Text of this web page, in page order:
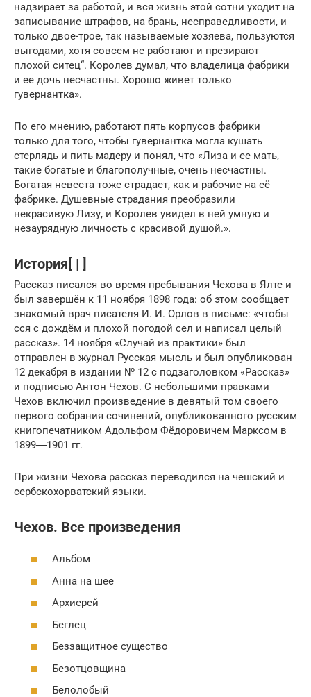
надзирает за работой, и вся жизнь этой сотни уходит на
записывание штрафов, на брань, несправедливости, и
только двое-трое, так называемые хозяева, пользуются
выгодами, хотя совсем не работают и презирают
плохой ситец“. Королев думал, что владелица фабрики
и ее дочь несчастны. Хорошо живет только
гувернантка».
По его мнению, работают пять корпусов фабрики
только для того, чтобы гувернантка могла кушать
стерлядь и пить мадеру и понял, что «Лиза и ее мать,
такие богатые и благополучные, очень несчастны.
Богатая невеста тоже страдает, как и рабочие на её
фабрике. Душевные страдания преобразили
некрасивую Лизу, и Королев увидел в ней умную и
незаурядную личность с красивой душой.».
История[ | ]
Рассказ писался во время пребывания Чехова в Ялте и
был завершён к 11 ноября 1898 года: об этом сообщает
знакомый врач писателя И. И. Орлов в письме: «чтобы
сся с дождём и плохой погодой сел и написал целый
рассказ». 14 ноября «Случай из практики» был
отправлен в журнал Русская мысль и был опубликован
12 декабря в издании № 12 с подзаголовком «Рассказ»
и подписью Антон Чехов. С небольшими правками
Чехов включил произведение в девятый том своего
первого собрания сочинений, опубликованного русским
книгопечатником Адольфом Фёдоровичем Марксом в
1899―1901 гг.
При жизни Чехова рассказ переводился на чешский и
сербскохорватский языки.
Чехов. Все произведения
Альбом
Анна на шее
Архиерей
Беглец
Беззащитное существо
Безотцовщина
Белолобый